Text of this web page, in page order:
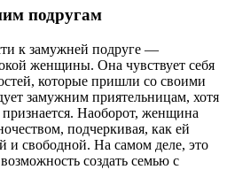
подругам
к замужней подруге —
женщины. Она чувствует себя
которые пришли со своими
замужним приятельницам, хотя
Наоборот, женщина
подчеркивая, как ей
и свободной. На самом деле, это
создать семью с